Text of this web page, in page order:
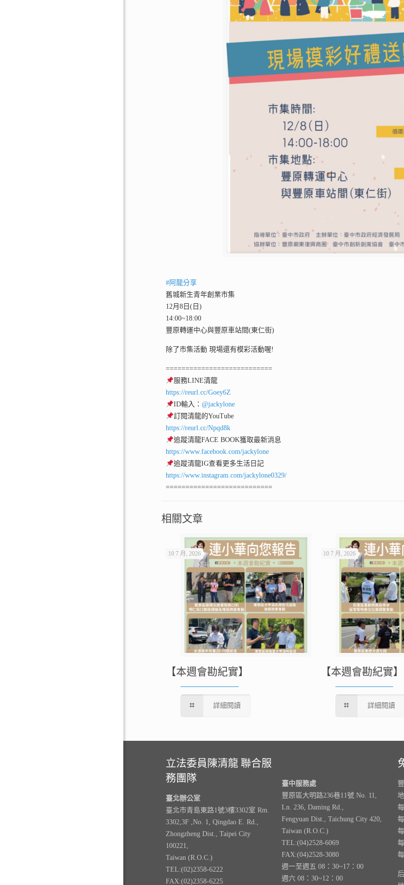
#阿龍分享
舊城新生青年創業市集
12月8日(日)
14:00~18:00
豐原轉運中心與豐原車站間(東仁街)
除了市集活動 現場還有模彩活動喔!
===========================
服務LINE清龍
https://reurl.cc/Goey6Z
ID輸入：@jackylone
訂閱清龍的YouTube
https://reurl.cc/Npqd8k
追蹤清龍FACE BOOK獲取最新消息
https://www.facebook.com/jackylone
追蹤清龍IG查看更多生活日記
https://www.instagram.com/jackylone0329/
===========================
相關文章
10 7 月, 2026
【本週會勘紀實】
詳細閱讀
10 7 月, 2026
【本週會勘紀實】
詳細閱讀
立法委員陳清龍 聯合服
務團隊
臺北辦公室
臺北市青島東路1號3樓3302室 Rm.
3302,3F ,No. 1, Qingdao E. Rd.,
Zhongzheng Dist., Taipei City
100221,
Taiwan (R.O.C.)
TEL:(02)2358-6222
FAX:(02)2358-6225
臺中服務處
豐原區大明路236巷11號 No. 11,
Ln. 236, Daming Rd.,
Fengyuan Dist., Taichung City 420,
Taiwan (R.O.C.)
TEL:(04)2528-6069
FAX:(04)2528-3080
週一至週五 08：30~17：00
週六 08：30~12：00